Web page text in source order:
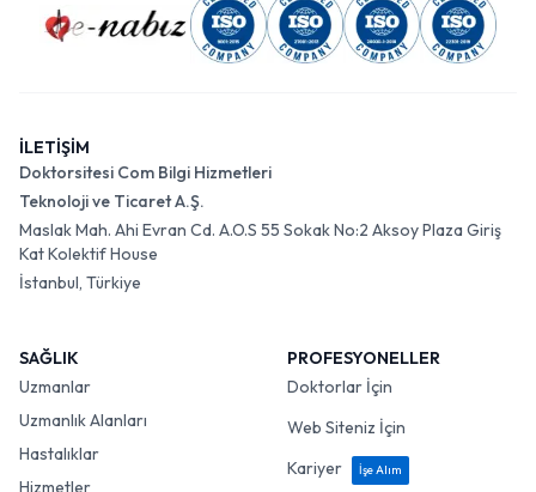
İLETİŞİM
Doktorsitesi Com Bilgi Hizmetleri
Teknoloji ve Ticaret A.Ş.
Maslak Mah. Ahi Evran Cd. A.O.S 55 Sokak No:2 Aksoy Plaza Giriş
Kat Kolektif House
İstanbul, Türkiye
SAĞLIK
Uzmanlar
Uzmanlık Alanları
Hastalıklar
Hizmetler
PROFESYONELLER
Doktorlar İçin
Web Siteniz İçin
Kariyer
İşe Alım